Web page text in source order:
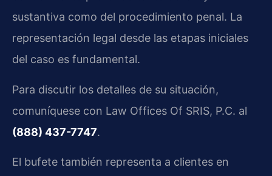
sustantiva como del procedimiento penal. La
representación legal desde las etapas iniciales
del caso es fundamental.
Para discutir los detalles de su situación,
comuníquese con Law Offices Of SRIS, P.C. al
(888) 437-7747.
El bufete también representa a clientes en